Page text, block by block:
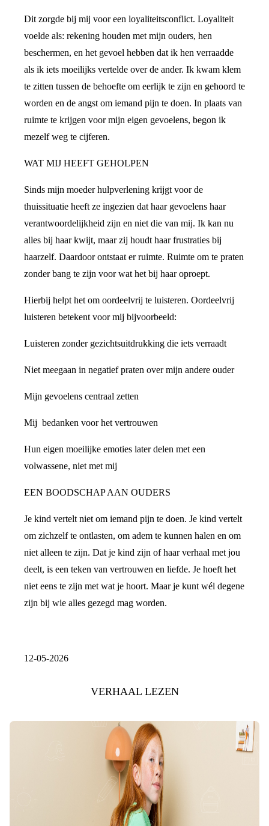
Dit zorgde bij mij voor een loyaliteitsconflict. Loyaliteit
voelde als: rekening houden met mijn ouders, hen
beschermen, en het gevoel hebben dat ik hen verraadde
als ik iets moeilijks vertelde over de ander. Ik kwam klem
te zitten tussen de behoefte om eerlijk te zijn en gehoord te
worden en de angst om iemand pijn te doen. In plaats van
ruimte te krijgen voor mijn eigen gevoelens, begon ik
mezelf weg te cijferen.
WAT MIJ HEEFT GEHOLPEN
Sinds mijn moeder hulpverlening krijgt voor de
thuissituatie heeft ze ingezien dat haar gevoelens haar
verantwoordelijkheid zijn en niet die van mij. Ik kan nu
alles bij haar kwijt, maar zij houdt haar frustraties bij
haarzelf. Daardoor ontstaat er ruimte. Ruimte om te praten
zonder bang te zijn voor wat het bij haar oproept.
Hierbij helpt het om oordeelvrij te luisteren. Oordeelvrij
luisteren betekent voor mij bijvoorbeeld:
Luisteren zonder gezichtsuitdrukking die iets verraadt
Niet meegaan in negatief praten over mijn andere ouder
Mijn gevoelens centraal zetten
Mij bedanken voor het vertrouwen
Hun eigen moeilijke emoties later delen met een
volwassene, niet met mij
EEN BOODSCHAP AAN OUDERS
Je kind vertelt niet om iemand pijn te doen. Je kind vertelt
om zichzelf te ontlasten, om adem te kunnen halen en om
niet alleen te zijn. Dat je kind zijn of haar verhaal met jou
deelt, is een teken van vertrouwen en liefde. Je hoeft het
niet eens te zijn met wat je hoort. Maar je kunt wél degene
zijn bij wie alles gezegd mag worden.
12-05-2026
VERHAAL LEZEN